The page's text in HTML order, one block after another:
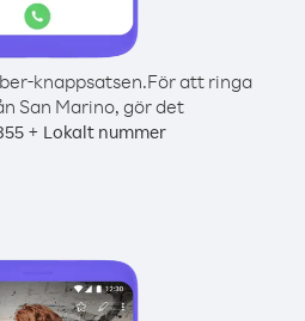
knappsatsen.För att ringa
San Marino, gör det
+ Lokalt nummer